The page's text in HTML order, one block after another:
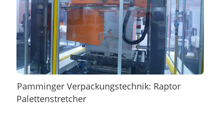
Pamminger Verpackungstechnik: Raptor
Palettenstretcher